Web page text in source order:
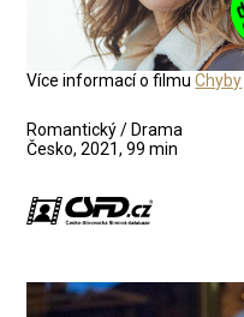
Více informací o filmuChyby
Romantický / Drama
Česko, 2021, 99 min